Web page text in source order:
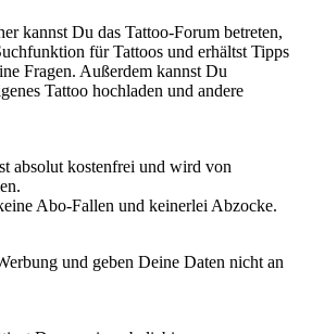
kannst Du das Tattoo-Forum betreten,
für Tattoos und erhältst Tipps
Fragen. Außerdem kannst Du
Tattoo hochladen und andere
absolut kostenfrei und wird von
Abo-Fallen und keinerlei Abzocke.
und geben Deine Daten nicht an